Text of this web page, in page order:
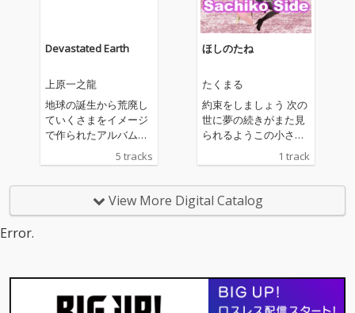
Devastated Earth
上原一之龍
地球の誕生から荒廃し
ていくさまをイメージ
で作られたアルバム。
光、沈黙、静寂、星座
などがテーマとなって
5 tracks
ほしのたね
たくまる
約束をしましょう 次の
世に夢の続きがまた見
られるようこの小さな
花の種に最後の光、込
めて
1 track
View More Digital Catalog
Error.